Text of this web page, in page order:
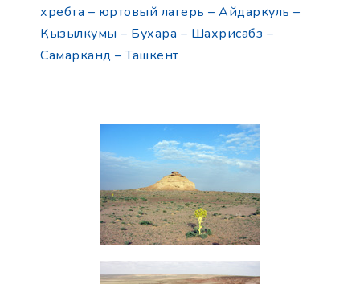
хребта – юртовый лагерь – Айдаркуль –
Кызылкумы – Бухара – Шахрисабз –
Самарканд – Ташкент